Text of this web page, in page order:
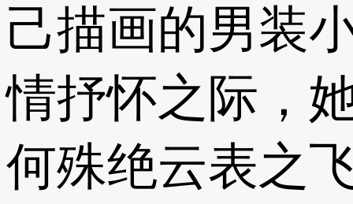
己描画的男装
情抒怀之际，
何殊绝云表之